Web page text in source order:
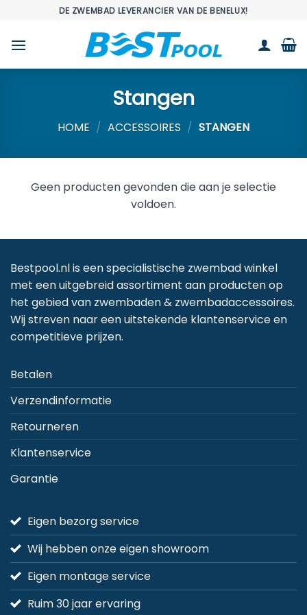
inhoud
DE ZWEMBAD LEVERANCIER VAN DE BENELUX!
Stangen
HOME / ACCESSOIRES / STANGEN
Geen producten gevonden die aan je selectie
voldoen.
Bestpool.nl is een specialistische zwembad winkel
met een uitgebreid assortiment aan producten op
het gebied van zwembaden & zwembadaccessoires.
Wij streven naar een uitstekende klantenservice en
competitieve prijzen.
Betalen
Verzendinformatie
Retourneren
Klantenservice
Garantie
Eigen bezorg service
Wij hebben onze eigen showroom
Eigen montage service
Ruim 30 jaar ervaring